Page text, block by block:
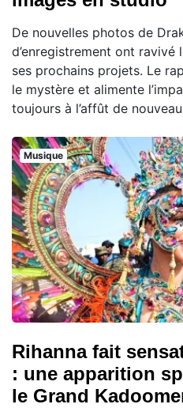
De nouvelles photos de
d’enregistrement ont
ses prochains projets. Le
le mystère et alimente
toujours à l’affût de
Musique
Rihanna fait
: une apparition
le Grand